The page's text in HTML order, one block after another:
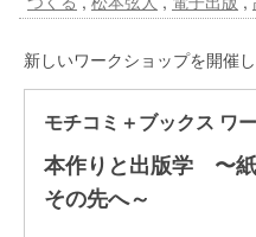
新しいワークショップを開催し
モチコミ＋ブックス ワ
本作りと出版学 〜
その先へ～